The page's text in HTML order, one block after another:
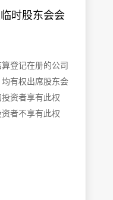
时股东会会
登记在册的公司
有权出席股东会
资者享有此权
者不享有此权